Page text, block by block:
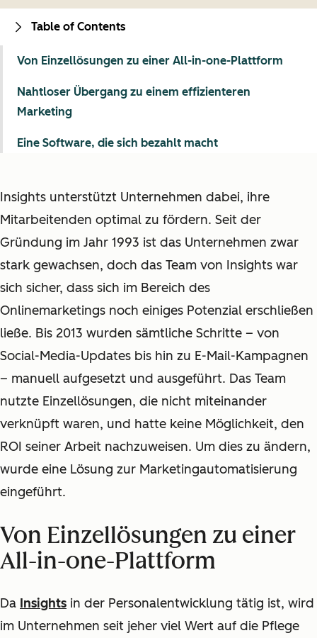
Insights unterstützt Unternehmen dabei, ihre
Mitarbeitenden optimal zu fördern. Seit der
Gründung im Jahr 1993 ist das Unternehmen zwar
stark gewachsen, doch das Team von Insights war
sich sicher, dass sich im Bereich des
Onlinemarketings noch einiges Potenzial erschließen
ließe. Bis 2013 wurden sämtliche Schritte – von
Social-Media-Updates bis hin zu E-Mail-Kampagnen
– manuell aufgesetzt und ausgeführt. Das Team
nutzte Einzellösungen, die nicht miteinander
verknüpft waren, und hatte keine Möglichkeit, den
ROI seiner Arbeit nachzuweisen. Um dies zu ändern,
wurde eine Lösung zur Marketingautomatisierung
eingeführt.
Von Einzellösungen zu einer
All-in-one-Plattform
Da Insights in der Personalentwicklung tätig ist, wird
im Unternehmen seit jeher viel Wert auf die Pflege
Table of Contents
Von Einzellösungen zu einer All-in-one-Plattform
Nahtloser Übergang zu einem effizienteren
Marketing
Eine Software, die sich bezahlt macht